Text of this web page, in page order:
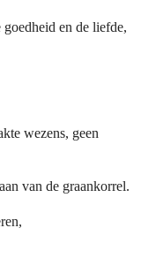
en de liefde,
wezens, geen
van de graankorrel.